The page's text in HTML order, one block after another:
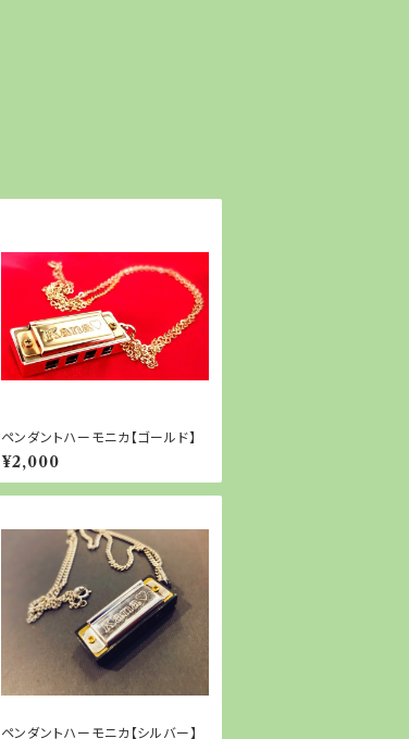
ペンダントハーモニカ【ゴールド】
¥2,000
ペンダントハーモニカ【シルバー】